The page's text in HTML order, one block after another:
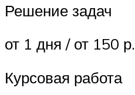
Решение задач
от 1 дня / от 150 р.
Курсовая работа